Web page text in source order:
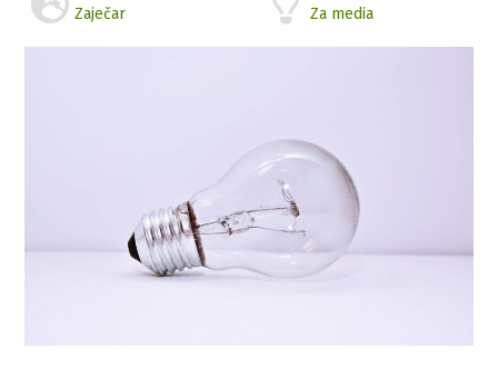
Zaječar Za media